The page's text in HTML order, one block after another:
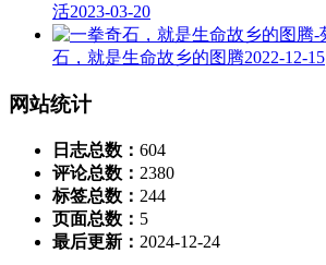
活2023-03-20
石，就是生命故乡的图腾2022-12-15
网站统计
日志总数： 604
评论总数： 2380
标签总数： 244
页面总数： 5
最后更新： 2024-12-24